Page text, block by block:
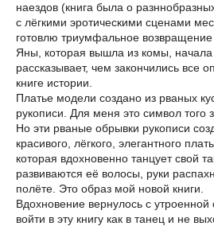
наездов (книга была о
с лёгкими эротическими сценами
готовлю триумфальное возвращение
Яны, которая вышла из комы,
рассказывает, чем закончились все
книге истории.
Платье модели создано из рваных
рукописи. Для меня это символ того
Но эти рваные обрывки рукописи
красивого, лёгкого, элегантного
которая вдохновенно танцует свой
развиваются её волосы, руки
полёте. Это образ мой новой книги.
Вдохновение вернулось с утроенной
войти в эту книгу как в танец и не